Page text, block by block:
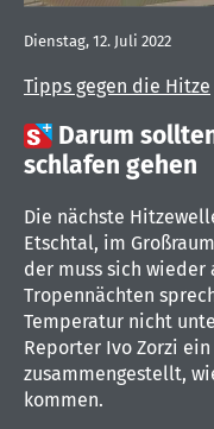
Tipps gegen die Hitze
Dienstag, 12. Juli 2022
 Darum
schlafen gehen
Die nächste
Etschtal, im
der muss sich wieder
Tropennächten
Temperatur nicht
Reporter Ivo Zorzi
zusammengestellt,
kommen.